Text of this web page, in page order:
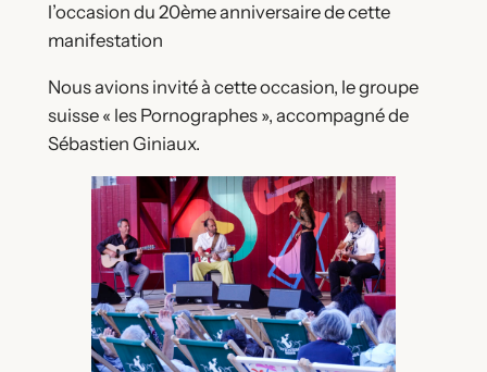
l’occasion du 20ème anniversaire de cette
manifestation
Nous avions invité à cette occasion, le groupe
suisse « les Pornographes », accompagné de
Sébastien Giniaux.